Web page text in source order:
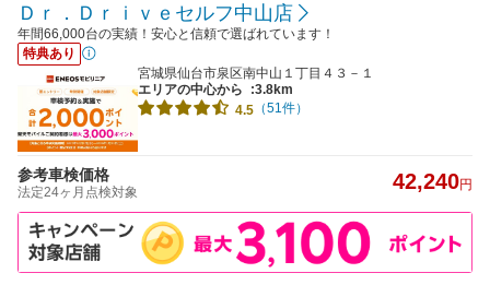
Ｄｒ．Ｄｒｉｖｅセルフ中山店
年間66,000台の実績！安心と信頼で選ばれています！
特典あり
宮城県仙台市泉区南中山１丁目４３－１
エリアの中心から
:3.8km
4.5 （51件）
参考車検価格
法定24ヶ月点検対象 42,240円